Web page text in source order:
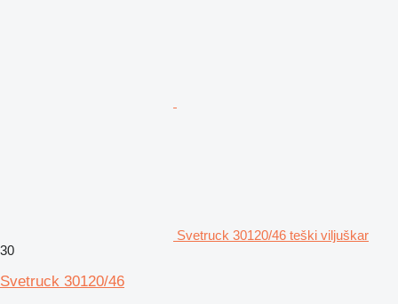
Svetruck 30120/46 teški viljuškar
30
Svetruck 30120/46